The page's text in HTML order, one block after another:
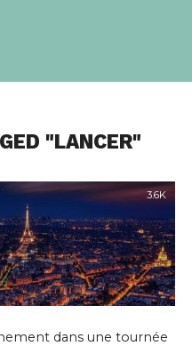
"LANCER"
3.6K
dans une tournée